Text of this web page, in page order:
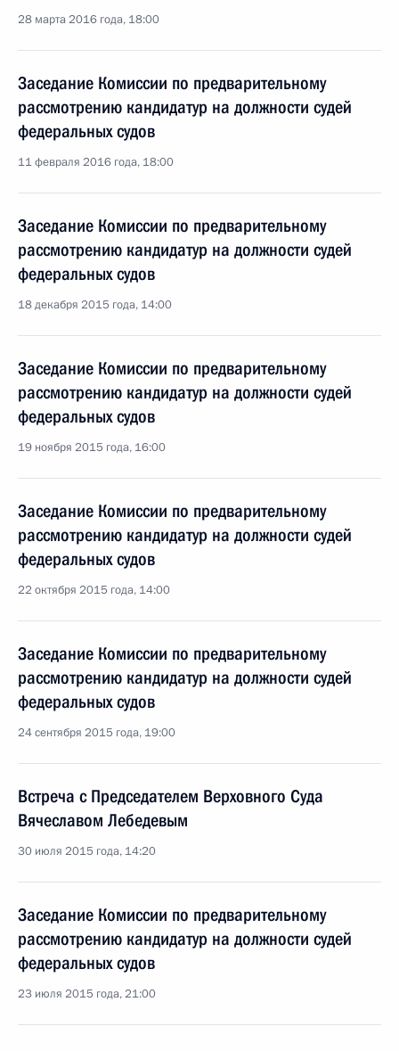
28 марта 2016 года, 18:00
Заседание Комиссии по предварительному
рассмотрению кандидатур на должности судей
федеральных судов
11 февраля 2016 года, 18:00
Заседание Комиссии по предварительному
рассмотрению кандидатур на должности судей
федеральных судов
18 декабря 2015 года, 14:00
Заседание Комиссии по предварительному
рассмотрению кандидатур на должности судей
федеральных судов
19 ноября 2015 года, 16:00
Заседание Комиссии по предварительному
рассмотрению кандидатур на должности судей
федеральных судов
22 октября 2015 года, 14:00
Заседание Комиссии по предварительному
рассмотрению кандидатур на должности судей
федеральных судов
24 сентября 2015 года, 19:00
Встреча с Председателем Верховного Суда
Вячеславом Лебедевым
30 июля 2015 года, 14:20
Заседание Комиссии по предварительному
рассмотрению кандидатур на должности судей
федеральных судов
23 июля 2015 года, 21:00